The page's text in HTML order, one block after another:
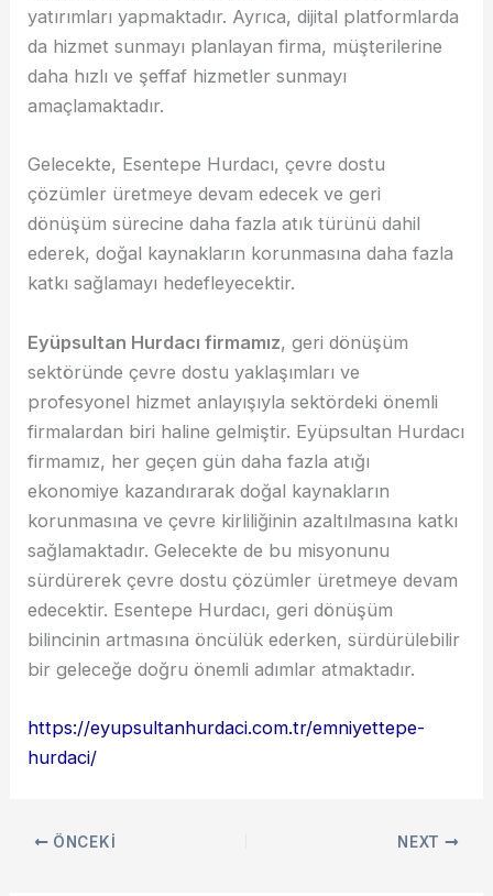
yatırımları yapmaktadır. Ayrıca, dijital platformlarda
da hizmet sunmayı planlayan firma, müşterilerine
daha hızlı ve şeffaf hizmetler sunmayı
amaçlamaktadır.
Gelecekte, Esentepe Hurdacı, çevre dostu
çözümler üretmeye devam edecek ve geri
dönüşüm sürecine daha fazla atık türünü dahil
ederek, doğal kaynakların korunmasına daha fazla
katkı sağlamayı hedefleyecektir.
Eyüpsultan Hurdacı firmamız, geri dönüşüm
sektöründe çevre dostu yaklaşımları ve
profesyonel hizmet anlayışıyla sektördeki önemli
firmalardan biri haline gelmiştir. Eyüpsultan Hurdacı
firmamız, her geçen gün daha fazla atığı
ekonomiye kazandırarak doğal kaynakların
korunmasına ve çevre kirliliğinin azaltılmasına katkı
sağlamaktadır. Gelecekte de bu misyonunu
sürdürerek çevre dostu çözümler üretmeye devam
edecektir. Esentepe Hurdacı, geri dönüşüm
bilincinin artmasına öncülük ederken, sürdürülebilir
bir geleceğe doğru önemli adımlar atmaktadır.
https://eyupsultanhurdaci.com.tr/emniyettepe-
hurdaci/
ÖNCEKI NEXT